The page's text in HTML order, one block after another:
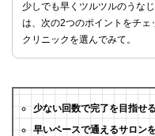
少しでも早くツルツルのうな
は、次の2つのポイントをチェ
クリニックを選んでみて。
少ない回数で完了を目指せ
早いペースで通えるサロン